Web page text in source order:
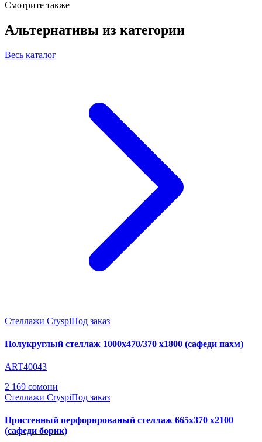
Смотрите также
Альтернативы из категории
Весь каталог
Стеллажи CryspiПод заказ
Полукруглый стеллаж 1000х470/370 х1800 (сафеди пахм)
ART40043
2 169 сомони
Стеллажи CryspiПод заказ
Пристенный перфорированый стеллаж 665х370 х2100
(сафеди борик)